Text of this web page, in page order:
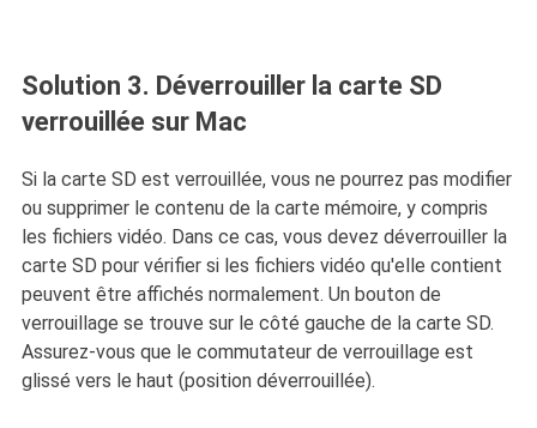
Solution 3. Déverrouiller la carte SD
verrouillée sur Mac
Si la carte SD est verrouillée, vous ne pourrez pas modifier
ou supprimer le contenu de la carte mémoire, y compris
les fichiers vidéo. Dans ce cas, vous devez déverrouiller la
carte SD pour vérifier si les fichiers vidéo qu'elle contient
peuvent être affichés normalement. Un bouton de
verrouillage se trouve sur le côté gauche de la carte SD.
Assurez-vous que le commutateur de verrouillage est
glissé vers le haut (position déverrouillée).